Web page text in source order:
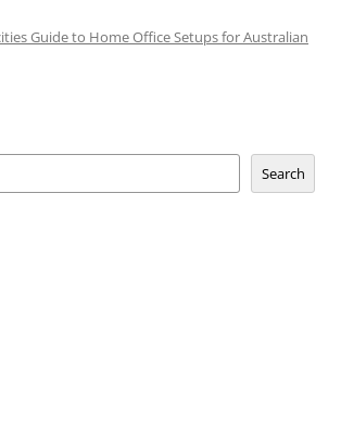
Guide to Home Office Setups for Australian
Search